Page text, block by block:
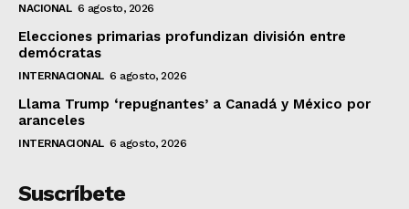
NACIONAL 6 agosto, 2026
Elecciones primarias profundizan división entre
demócratas
INTERNACIONAL 6 agosto, 2026
Llama Trump ‘repugnantes’ a Canadá y México por
aranceles
INTERNACIONAL 6 agosto, 2026
Suscríbete